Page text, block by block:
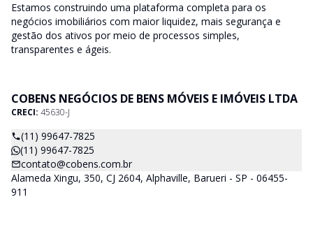
Estamos construindo uma plataforma completa para os
negócios imobiliários com maior liquidez, mais segurança e
gestão dos ativos por meio de processos simples,
transparentes e ágeis.
COBENS NEGÓCIOS DE BENS MÓVEIS E IMÓVEIS LTDA
CRECI: 45630-J
(11) 99647-7825
(11) 99647-7825
contato@cobens.com.br
Alameda Xingu, 350, CJ 2604, Alphaville, Barueri - SP - 06455-
911